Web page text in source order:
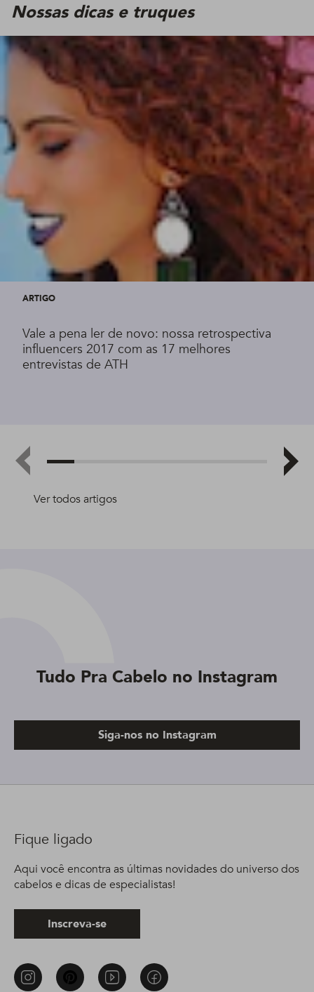
Nossas dicas e truques
Ver todos artigos
ARTIGO
Vale a pena ler de novo: nossa retrospectiva
influencers 2017 com as 17 melhores
entrevistas de ATH
Tudo Pra Cabelo no Instagram
Siga-nos no Instagram
Fique ligado
Aqui você encontra as últimas novidades do universo dos
cabelos e dicas de especialistas!
Inscreva-se